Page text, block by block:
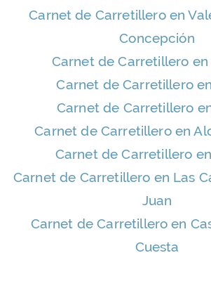
Carnet de Carretillero en
Concepción
Carnet de Carretillero en
Carnet de Carretillero
Carnet de Carretillero
Carnet de Carretillero en
Carnet de Carretillero
Carnet de Carretillero en Las
Juan
Carnet de Carretillero en
Cuesta